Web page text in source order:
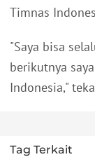
Timnas
"Saya bisa
berikutnya
Indonesia,"
Tag Terkait